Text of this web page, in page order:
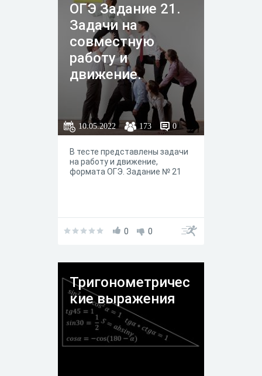
ОГЭ Задание 21.
Задачи на
совместную
работу и
движение.
10.05.2022 173 0
В тесте представлены задачи
на работу и движение,
формата ОГЭ. Задание № 21
0 0
Тригонометричес
кие выражения